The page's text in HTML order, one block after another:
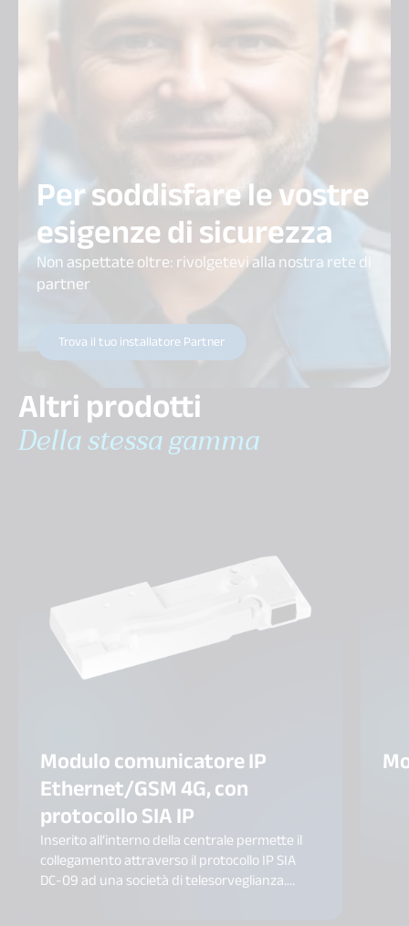
Per soddisfare le vostre
esigenze di sicurezza
Non aspettate oltre: rivolgetevi alla nostra rete di
partner
Trova il tuo installatore Partner
Altri prodotti
Della stessa gamma
Modulo comunicatore IP
Ethernet/GSM 4G, con
protocollo SIA IP
Inserito all’interno della centrale permette il
collegamento attraverso il protocollo IP SIA
DC-09 ad una società di telesorveglianza.